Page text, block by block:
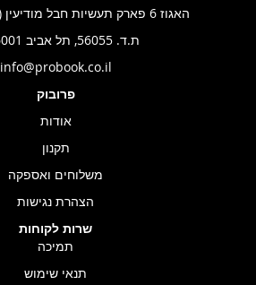
האגוז 6 פארק תעשיות חבל מודיעין (בתאום מראש)
ת.ד. 56055, תל אביב 6156001
info@probook.co.il
פרובוק
אודות
תקנון
משלוחים ואספקה
הצהרת נגישות
שרות לקוחות
תמיכה
תנאי שימוש